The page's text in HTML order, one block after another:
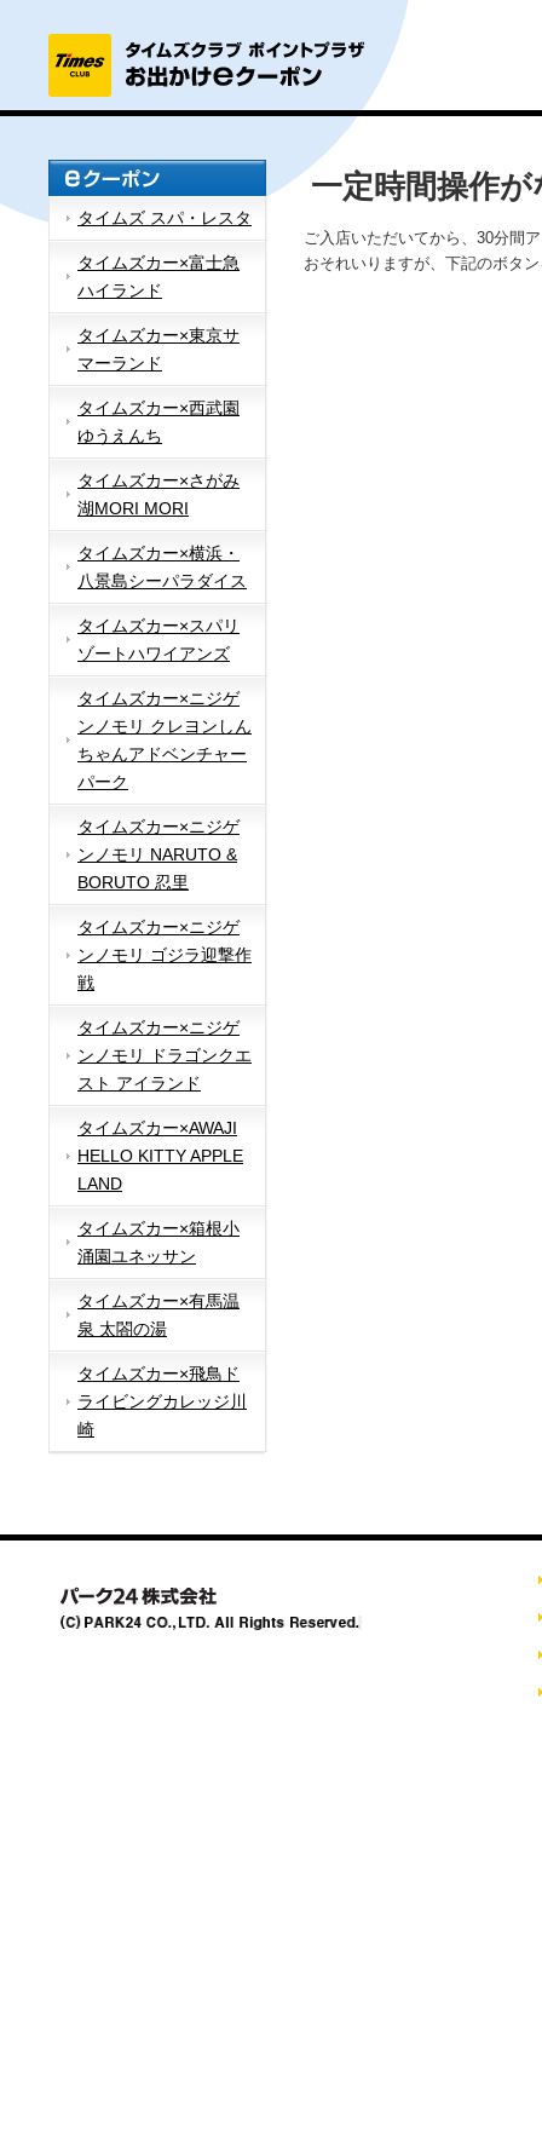
タイムズ スパ・レスタ
タイムズカー×富士急
ハイランド
タイムズカー×東京サ
マーランド
タイムズカー×西武園
ゆうえんち
タイムズカー×さがみ
湖MORI MORI
タイムズカー×横浜・
八景島シーパラダイス
タイムズカー×スパリ
ゾートハワイアンズ
タイムズカー×ニジゲ
ンノモリ クレヨンしん
ちゃんアドベンチャー
パーク
タイムズカー×ニジゲ
ンノモリ NARUTO &
BORUTO 忍里
タイムズカー×ニジゲ
ンノモリ ゴジラ迎撃作
戦
タイムズカー×ニジゲ
ンノモリ ドラゴンクエ
スト アイランド
タイムズカー×AWAJI
HELLO KITTY APPLE
LAND
タイムズカー×箱根小
涌園ユネッサン
タイムズカー×有馬温
泉 太閤の湯
タイムズカー×飛鳥ド
ライビングカレッジ川
崎
一定時間操作
ご入店いただいてから、30分間
おそれいりますが、下記のボタ